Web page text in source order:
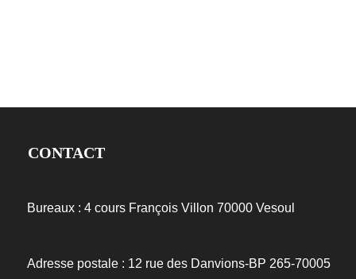
CONTACT
Bureaux : 4 cours François Villon 70000 Vesoul
Adresse postale : 12 rue des Danvions-BP 265-70005